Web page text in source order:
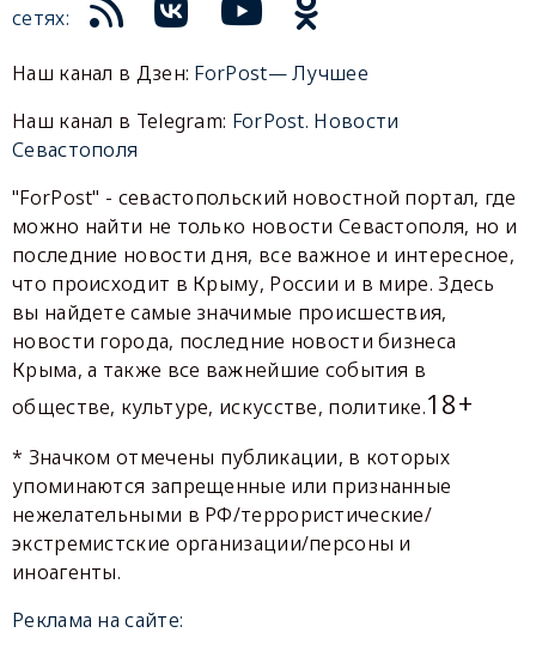
сетях:
Наш канал в Дзен: ForPost— Лучшее
Наш канал в Telegram: ForPost. Новости
Севастополя
"ForPost" - севастопольский новостной портал, где
можно найти не только новости Севастополя, но и
последние новости дня, все важное и интересное,
что происходит в Крыму, России и в мире. Здесь
вы найдете самые значимые происшествия,
новости города, последние новости бизнеса
Крыма, а также все важнейшие события в
обществе, культуре, искусстве, политике.18+
* Значком отмечены публикации, в которых
упоминаются запрещенные или признанные
нежелательными в РФ/террористические/
экстремистские организации/персоны и
иноагенты.
Реклама на сайте: